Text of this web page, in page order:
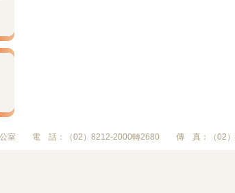
公室 電 話：（02）8212-2000轉2680 傳 真：（02）